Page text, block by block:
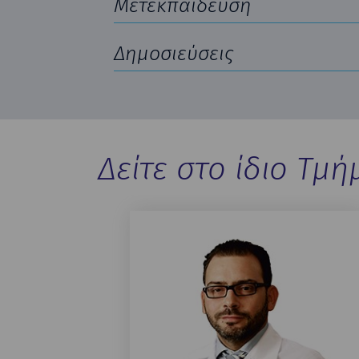
Μετεκπαίδευση
Δημοσιεύσεις
Δείτε στο ίδιο